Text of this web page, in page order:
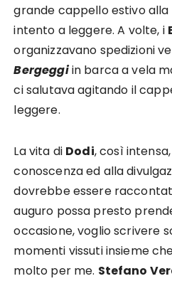
grande cappello estivo
intento a leggere. A volte, i
organizzavano spedizioni
Bergeggiin barca a vela
ci salutava agitando il
leggere.
La vita di Dodi, così
conoscenza ed alla
dovrebbe essere
auguro possa presto
occasione, voglio scrivere
momenti vissuti insieme
molto per me. Stefano